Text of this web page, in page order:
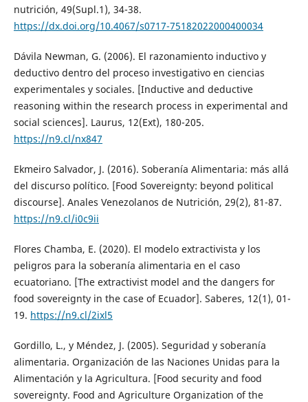
nutrición, 49(Supl.1), 34-38.
https://dx.doi.org/10.4067/s0717-75182022000400034
Dávila Newman, G. (2006). El razonamiento inductivo y
deductivo dentro del proceso investigativo en ciencias
experimentales y sociales. [Inductive and deductive
reasoning within the research process in experimental and
social sciences]. Laurus, 12(Ext), 180-205.
https://n9.cl/nx847
Ekmeiro Salvador, J. (2016). Soberanía Alimentaria: más allá
del discurso político. [Food Sovereignty: beyond political
discourse]. Anales Venezolanos de Nutrición, 29(2), 81-87.
https://n9.cl/i0c9ii
Flores Chamba, E. (2020). El modelo extractivista y los
peligros para la soberanía alimentaria en el caso
ecuatoriano. [The extractivist model and the dangers for
food sovereignty in the case of Ecuador]. Saberes, 12(1), 01-
19. https://n9.cl/2ixl5
Gordillo, L., y Méndez, J. (2005). Seguridad y soberanía
alimentaria. Organización de las Naciones Unidas para la
Alimentación y la Agricultura. [Food security and food
sovereignty. Food and Agriculture Organization of the